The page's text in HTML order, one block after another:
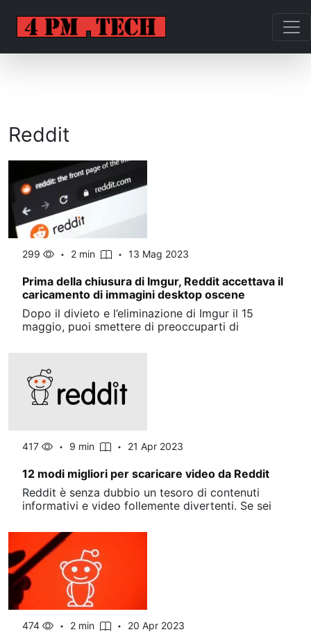
Reddit
299 2 min 13 Mag 2023
Prima della chiusura di Imgur, Reddit accettava il
caricamento di immagini desktop oscene
Dopo il divieto e l’eliminazione di Imgur il 15
maggio, puoi smettere di preoccuparti di
417 9 min 21 Apr 2023
12 modi migliori per scaricare video da Reddit
Reddit è senza dubbio un tesoro di contenuti
informativi e video follemente divertenti. Se sei
474 2 min 20 Apr 2023